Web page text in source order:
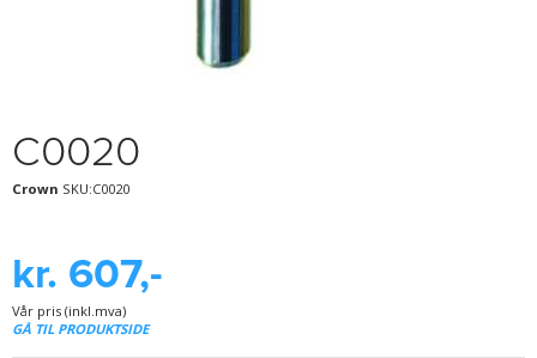
C0020
Crown SKU:C0020
kr. 607,-
Vår pris (inkl.mva)
GÅ TIL PRODUKTSIDE